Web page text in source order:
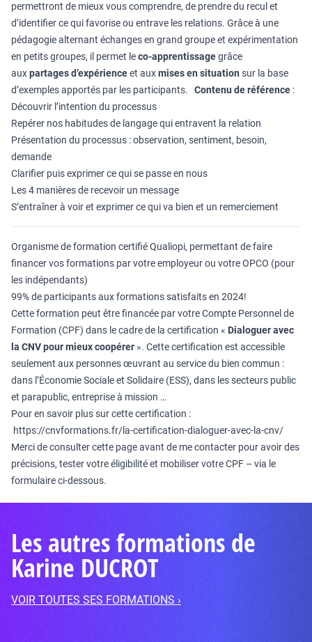
permettront de mieux vous comprendre, de prendre du recul et
d’identifier ce qui favorise ou entrave les relations. Grâce à une
pédagogie alternant échanges en grand groupe et expérimentation
en petits groupes, il permet leco-apprentissagegrâce
auxpartages d’expérienceet auxmises en situation sur la base
d’exemples apportés par les participants. Contenu de référence :
Découvrir l’intention du processus
Repérer nos habitudes de langage qui entravent la relation
Présentation du processus : observation, sentiment, besoin,
demande
Clarifier puis exprimer ce qui se passe en nous
Les 4 manières de recevoir un message
S’entraîner à voir et exprimer ce qui va bien et un remerciement
Organisme de formation certifié Qualiopi, permettant de faire
financer vos formations par votre employeur ou votre OPCO (pour
les indépendants)
99% de participants aux formations satisfaits en 2024!
Cette formation peut être financée par votre Compte Personnel de
Formation (CPF) dans le cadre de la certification « Dialoguer avec
la CNV pour mieux coopérer ». Cette certification est accessible
seulement aux personnes œuvrant au service du bien commun :
dans l’Économie Sociale et Solidaire (ESS), dans les secteurs public
et parapublic, entreprise à mission …
Pour en savoir plus sur cette certification :
https://cnvformations.fr/la-certification-dialoguer-avec-la-cnv/
Merci de consulter cette page avant de me contacter pour avoir des
précisions, tester votre éligibilité et mobiliser votre CPF – via le
formulaire ci-dessous.
Les autres formations de
Karine DUCROT
VOIR TOUTES SES FORMATIONS ›